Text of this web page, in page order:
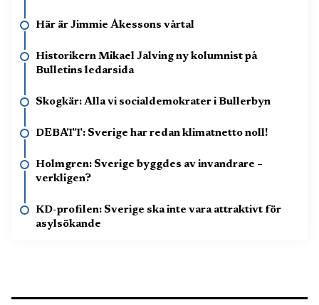
Här är Jimmie Åkessons vårtal
Historikern Mikael Jalving ny kolumnist på
Bulletins ledarsida
Skogkär: Alla vi socialdemokrater i Bullerbyn
DEBATT: Sverige har redan klimatnetto noll!
Holmgren: Sverige byggdes av invandrare –
verkligen?
KD-profilen: Sverige ska inte vara attraktivt för
asylsökande